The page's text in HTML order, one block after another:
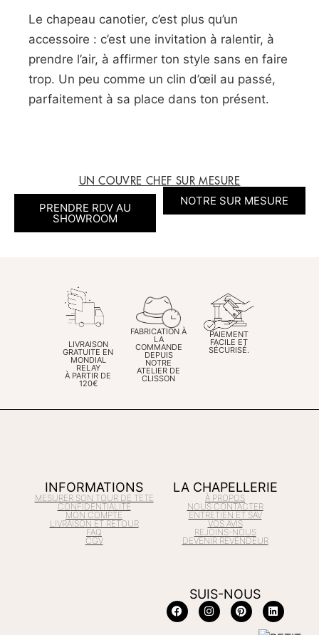
Le chapeau canotier, c’est plus qu’un
accessoire : c’est une invitation à ralentir, à
prendre l’air, à affirmer ton style sans en faire
trop. Un peu comme un clin d’œil au passé,
parfaitement à sa place dans ton présent.
UN COUVRE CHEF SUR MESURE
PRENDRE RDV AU
SHOWROOM
NOTRE SUR MESURE
LIVRAISON
GRATUITE EN
MONDIAL
RELAY
À PARTIR DE
120€
FABRICATION À
LA
COMMANDE
DEPUIS
NOTRE
ATELIER DE
CLISSON
PAIEMENT
FACILE ET
SÉCURISÉ.
INFORMATIONS
MESURER SON TOUR DE TETE
CONFIDENTIALITÉ
MON COMPTE
LIVRAISON ET RETOUR
FAQ
CGV
LA CHAPELLERIE
À PROPOS
NOUS CONTACTER
ENTRETIEN ET SAV
VOS AVIS
REJOINS-NOUS
DEVENIR REVENDEUR
SUIS-NOUS